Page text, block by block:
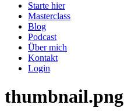
Starte hier
Masterclass
Blog
Podcast
Über mich
Kontakt
Login
thumbnail.png